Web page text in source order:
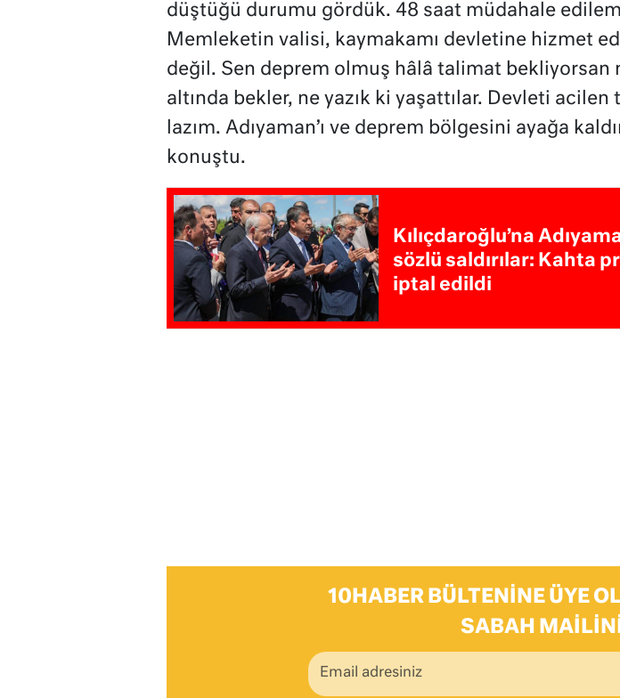
düştüğü durumu gördük. 48 saat müdahale
Memleketin valisi, kaymakamı devletine hizmet
değil. Sen deprem olmuş hâlâ talimat bekliyorsan
altında bekler, ne yazık ki yaşattılar. Devleti acilen
lazım. Adıyaman’ı ve deprem bölgesini ayağa
konuştu.
Kılıçdaroğlu’na
sözlü saldırılar: Kahta
iptal edildi
10HABER BÜLTENINE ÜYE
SABAH